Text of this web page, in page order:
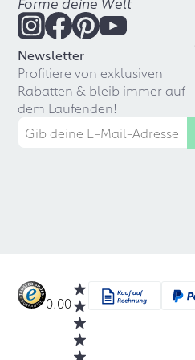
Newsletter
Profitiere von exklusiven
Rabatten & bleib immer auf
dem Laufenden!
0.00